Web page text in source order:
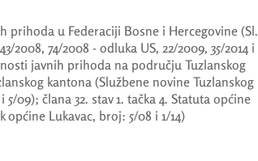
prihoda u Federaciji Bosne i Hercegovine (Sl.
2008, 74/2008 - odluka US, 22/2009, 35/2014 i
javnih prihoda na području Tuzlanskog
kantona (Službene novine Tuzlanskog
09); člana 32. stav 1. tačka 4. Statuta općine
općine Lukavac, broj: 5/08 i 1/14)